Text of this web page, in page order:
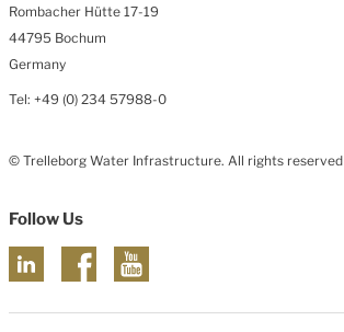
Rombacher Hütte 17-19
44795 Bochum
Germany
Tel: +49 (0) 234 57988-0
© Trelleborg Water Infrastructure. All rights reserved
Follow Us